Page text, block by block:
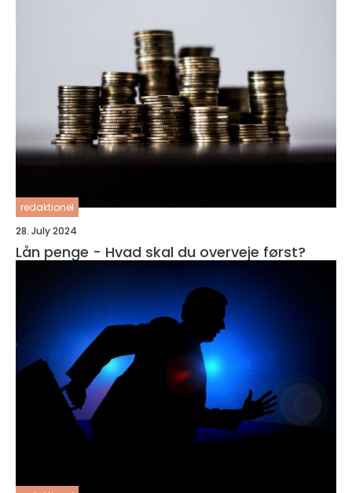
redaktionel
28. July 2024
Lån penge - Hvad skal du overveje først?